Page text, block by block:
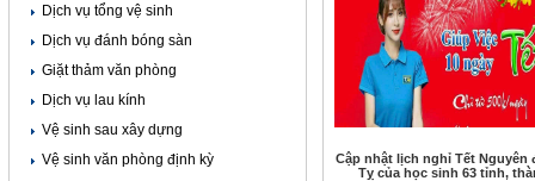
Dịch vụ tổng vệ sinh
Dịch vụ đánh bóng sàn
Giặt thảm văn phòng
Dịch vụ lau kính
Vệ sinh sau xây dựng
Vệ sinh văn phòng định kỳ
Cập nhật lịch nghỉ Tết Nguyên
Tỵ của học sinh 63 tỉnh,